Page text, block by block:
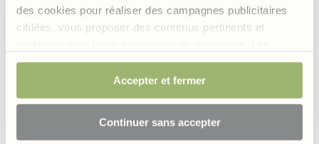
des cookies pour réaliser des campagnes publicitaires
ciblées, vous proposer des contenus pertinents et
cookies permettant d’assurer le bon fonctionnement du
site sont obligatoires et sont de ce fait exemptés de
consentement. Votre choix sera conservé pendant 6
modifier votre choix et retirer votre consentement.
Accepter et fermer
Continuer sans accepter
Circulation Active
Un complexe circulation à base de 7
l’Aubépine et de la Vigne rouge